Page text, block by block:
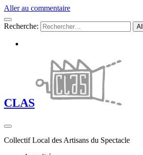
Aller au commentaire
Recherche:
CLAS
Collectif Local des Artisans du Spectacle